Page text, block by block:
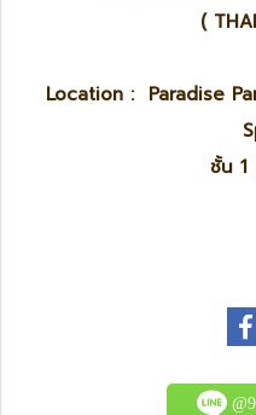
(
Location : Paradise
ชั้น 1